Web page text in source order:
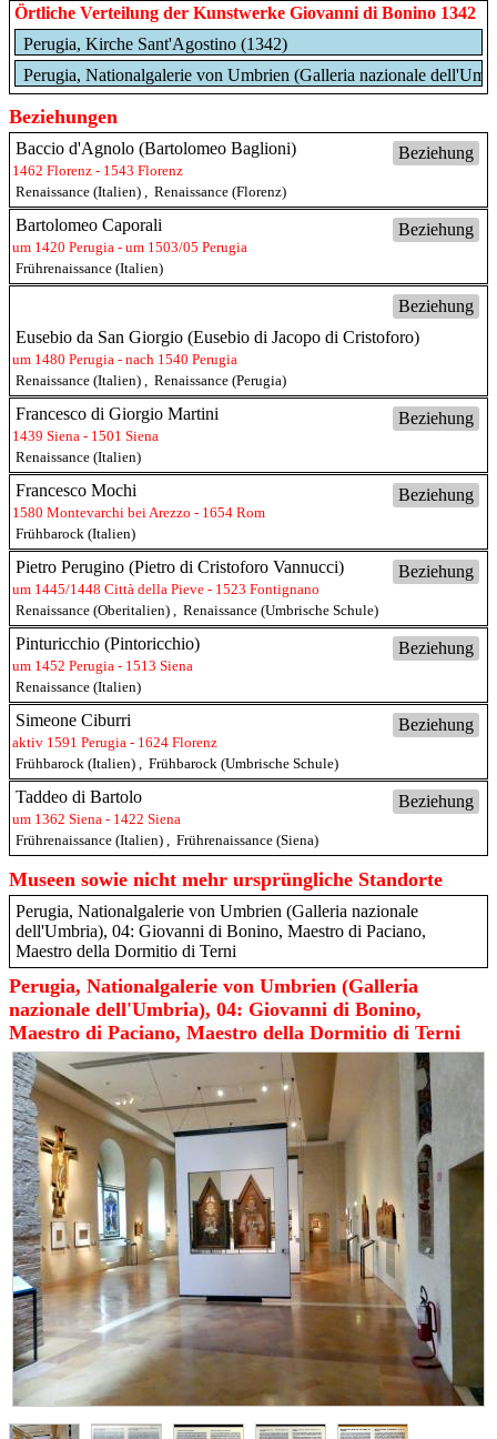
Örtliche Verteilung der Kunstwerke Giovanni di Bonino 1342
Perugia, Kirche Sant'Agostino (1342)
Perugia, Nationalgalerie von Umbrien (Galleria nazionale
Beziehungen
Beziehung
Baccio d'Agnolo (Bartolomeo Baglioni)
1462 Florenz - 1543 Florenz
Renaissance (Italien)
Renaissance (Florenz)
Beziehung
Bartolomeo Caporali
um 1420 Perugia - um 1503/05 Perugia
Frührenaissance (Italien)
Beziehung
Eusebio da San Giorgio (Eusebio di Jacopo di Cristoforo)
um 1480 Perugia - nach 1540 Perugia
Renaissance (Italien)
Renaissance (Perugia)
Beziehung
Francesco di Giorgio Martini
1439 Siena - 1501 Siena
Renaissance (Italien)
Beziehung
Francesco Mochi
1580 Montevarchi bei Arezzo - 1654 Rom
Frühbarock (Italien)
Beziehung
Pietro Perugino (Pietro di Cristoforo Vannucci)
um 1445/1448 Città della Pieve - 1523 Fontignano
Renaissance (Oberitalien)
Renaissance (Umbrische Schule)
Beziehung
Pinturicchio (Pintoricchio)
um 1452 Perugia - 1513 Siena
Renaissance (Italien)
Beziehung
Simeone Ciburri
aktiv 1591 Perugia - 1624 Florenz
Frühbarock (Italien)
Frühbarock (Umbrische Schule)
Beziehung
Taddeo di Bartolo
um 1362 Siena - 1422 Siena
Frührenaissance (Italien)
Frührenaissance (Siena)
Museen sowie nicht mehr ursprüngliche Standorte
Perugia, Nationalgalerie von Umbrien (Galleria nazionale
dell'Umbria), 04: Giovanni di Bonino, Maestro di Paciano,
Maestro della Dormitio di Terni
Perugia, Nationalgalerie von Umbrien (Galleria
nazionale dell'Umbria), 04: Giovanni di Bonino,
Maestro di Paciano, Maestro della Dormitio di Terni